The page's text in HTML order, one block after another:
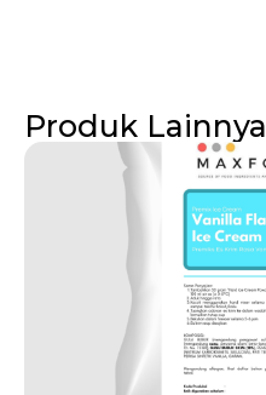
Produk Lainnya